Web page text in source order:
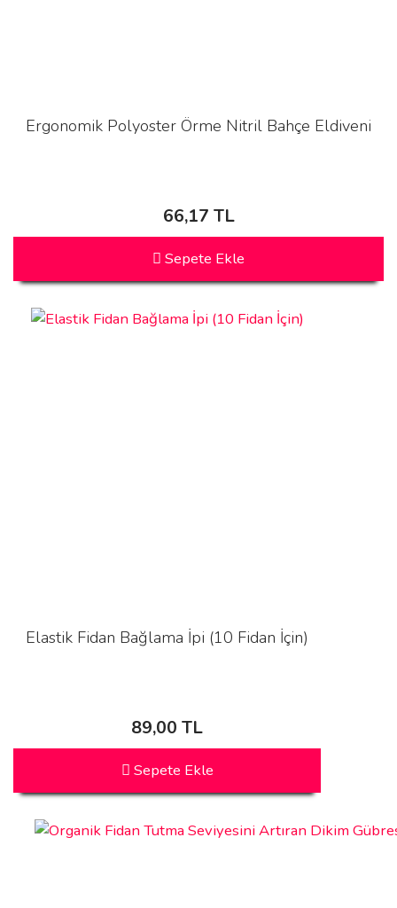
Ergonomik Polyoster Örme Nitril Bahçe Eldiveni
66,17 TL
Sepete Ekle
Elastik Fidan Bağlama İpi (10 Fidan İçin)
89,00 TL
Sepete Ekle